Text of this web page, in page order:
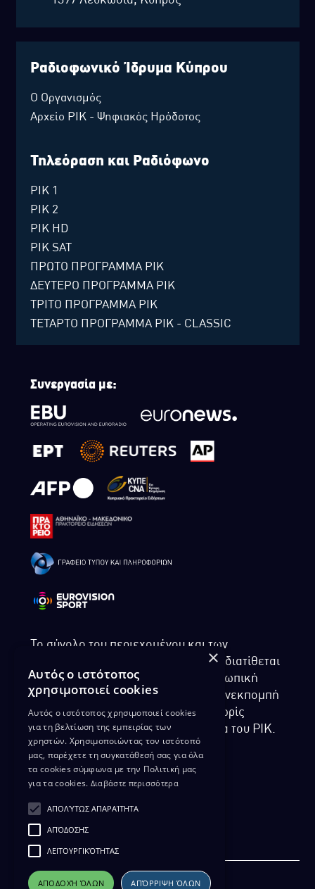
Ραδιοφωνικό Ίδρυμα Κύπρου
Ο Οργανισμός
Αρχείο ΡΙΚ - Ψηφιακός Ηρόδοτος
Τηλεόραση και Ραδιόφωνο
ΡΙΚ 1
ΡΙΚ 2
ΡΙΚ HD
ΡΙΚ SAT
ΠΡΩΤΟ ΠΡΟΓΡΑΜΜΑ ΡΙΚ
ΔΕΥΤΕΡΟ ΠΡΟΓΡΑΜΜΑ ΡΙΚ
ΤΡΙΤΟ ΠΡΟΓΡΑΜΜΑ ΡΙΚ
ΤΕΤΑΡΤΟ ΠΡΟΓΡΑΜΜΑ ΡΙΚ - CLASSIC
Συνεργασία με:
Το σύνολο του περιεχομένου και των
υπηρεσιών της ιστοσελίδας του ΡΙΚ διατίθεται
στους επισκέπτες αυστηρά για προσωπική
χρήση. Απαγορεύεται η χρήση ή επανεκπομπή
του, σε οποιοδήποτε μορφή, με ή χωρίς
επεξεργασία και χωρίς γραπτή άδεια του ΡΙΚ.
ΔΙΚΑΙΩΜΑ ΠΡΟΣΤΑΣΙΑΣ ΔΕΔΟΜΕΝΩΝ
ΔΙΑΘΕΣΗ ΑΡΧΕΙΑΚΟΥ ΥΛΙΚΟΥ
ΠΟΛΙΤΙΚΗ ΑΠΟΡΡΗΤΟΥ EUROVISION
×
Αυτός ο ιστότοπος
χρησιμοποιεί cookies
Αυτός ο ιστότοπος χρησιμοποιεί cookies
για τη βελτίωση της εμπειρίας των
χρηστών. Χρησιμοποιώντας τον ιστότοπό
μας, παρέχετε τη συγκατάθεσή σας για όλα
τα cookies σύμφωνα με την Πολιτική μας
για τα cookies. Διαβάστε περισσότερα
ΑΠΟΛΎΤΩΣ ΑΠΑΡΑΊΤΗΤΑ
ΑΠΌΔΟΣΗΣ
ΛΕΙΤΟΥΡΓΙΚΌΤΗΤΑΣ
ΑΠΟΔΟΧΉ ΌΛΩΝ ΑΠΌΡΡΙΨΗ ΌΛΩΝ